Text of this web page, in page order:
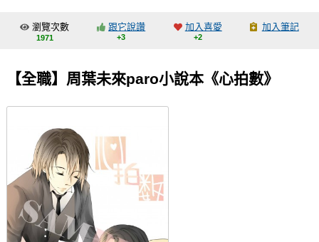
交流中心
會員功能選單
註冊會員
登入
瀏覽次數
1971
跟它說讚
+3
加入喜愛
+2
加入筆記
【全職】周葉未來paro小說本《心拍數》